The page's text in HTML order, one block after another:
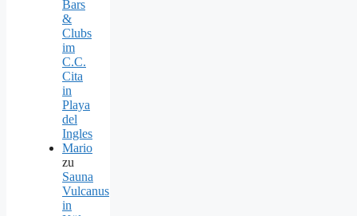
Bars
&
Clubs
im
C.C.
Cita
in
Playa
del
Ingles
Mario
zu
Sauna
Vulcanus
in